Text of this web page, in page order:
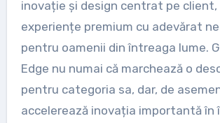
inovație și design centrat pe client,
experiențe premium cu adevărat
pentru oamenii din întreaga lume.
Edge nu numai că marchează o
pentru categoria sa, dar, de
accelerează inovația importantă în